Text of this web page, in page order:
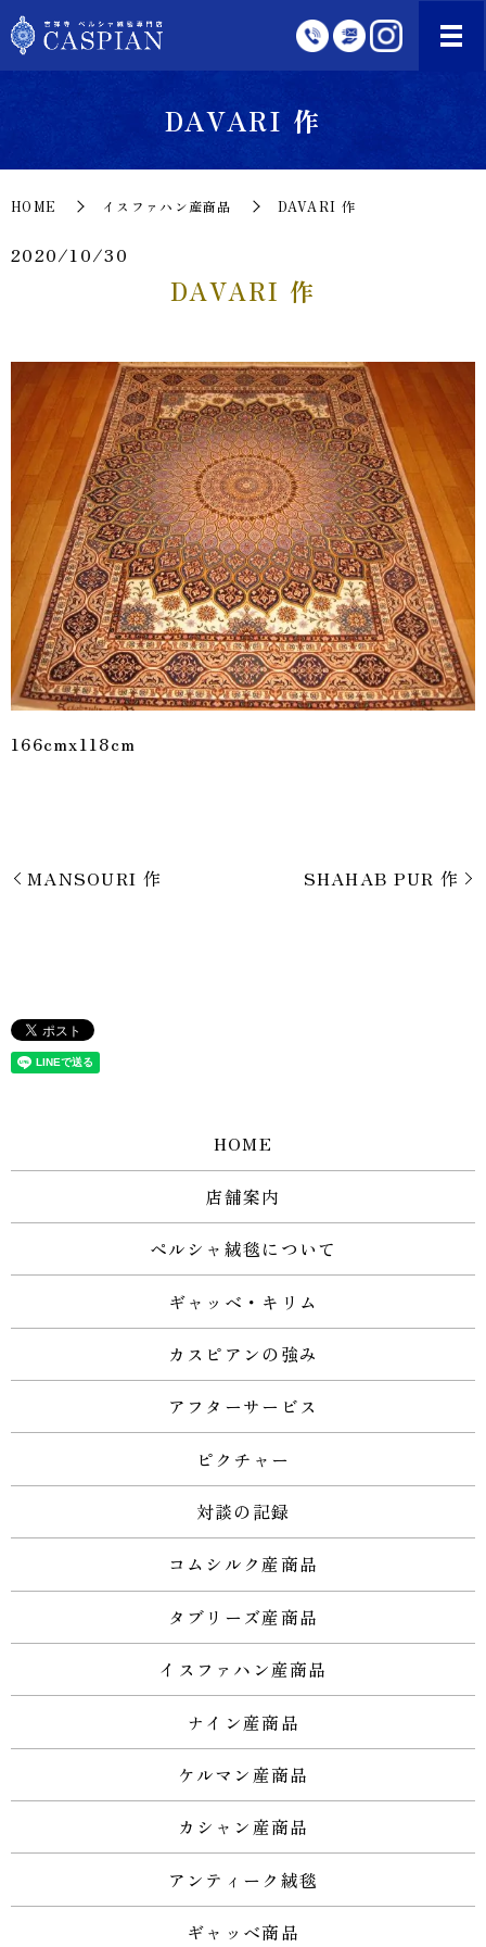
DAVARI 作
HOME イスファハン産商品 DAVARI 作
2020/10/30
DAVARI 作
166cmx118cm
MANSOURI 作 SHAHAB PUR 作
HOME
店舗案内
ペルシャ絨毯について
ギャッベ・キリム
カスピアンの強み
アフターサービス
ピクチャー
対談の記録
コムシルク産商品
タブリーズ産商品
イスファハン産商品
ナイン産商品
ケルマン産商品
カシャン産商品
アンティーク絨毯
ギャッベ商品